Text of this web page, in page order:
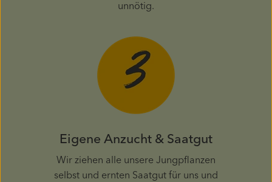
unnötig.
Eigene Anzucht & Saatgut
Wir ziehen alle unsere Jungpflanzen
selbst und ernten Saatgut für uns und